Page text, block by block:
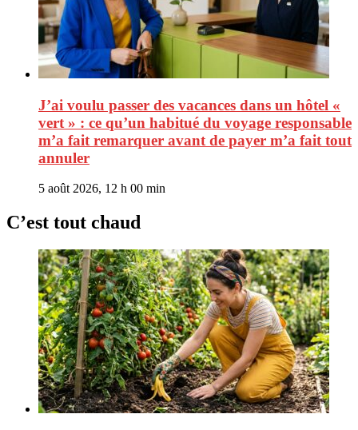
J’ai voulu passer des vacances dans un hôtel «
vert » : ce qu’un habitué du voyage responsable
m’a fait remarquer avant de payer m’a fait tout
annuler
5 août 2026, 12 h 00 min
C’est tout chaud